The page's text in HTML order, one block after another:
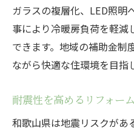
ガラスの複層化、LED照明
事により冷暖房負荷を軽減
できます。地域の補助金制
ながら快適な住環境を目指
耐震性を高めるリフォー
和歌山県は地震リスクがあ